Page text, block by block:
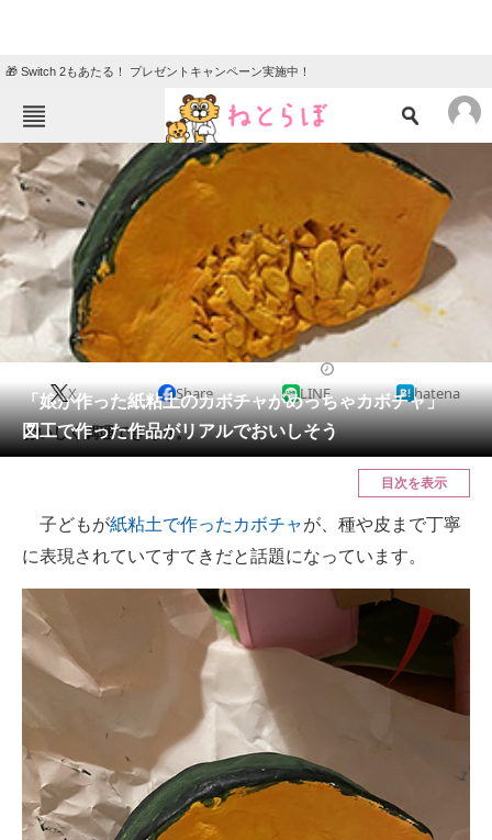
🎁 Switch 2もあたる！ プレゼントキャンペーン実施中！
ねとらぼメニュー
TOP
エンタメ クイズ
グルメ 地域
教育・育児
リサーチ
会員記事
メディア
ITの今と未来を見通す
スマホと通信の最新トレンド
進化するPCとデバイスの未来
好きが集まる 比べて選べる
ビジネスと働き方のヒント
AI活用のいまが分かる
企業ITのトレンドを詳説
「娘が作った紙粘土のカボチャがめっちゃカボチャ」
図工で作った作品がリアルでおいしそう
X Share LINE hatena
おいしく調理できそう。
目次を表示
子どもが紙粘土で作ったカボチャが、種や皮まで丁寧
に表現されていてすてきだと話題になっています。